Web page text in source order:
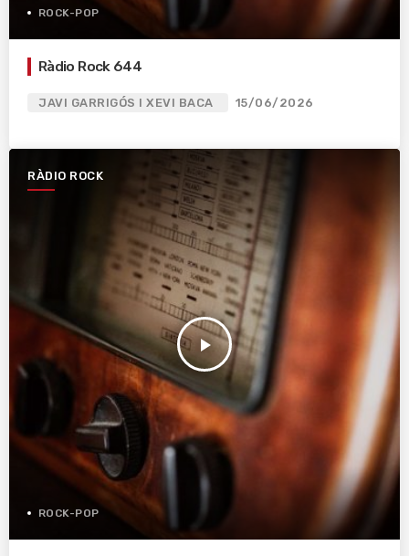
ROCK-POP
Ràdio Rock 644
JAVI GARRIGÓS I XEVI BACA 15/06/2026
RÀDIO ROCK
play_arrow
ROCK-POP